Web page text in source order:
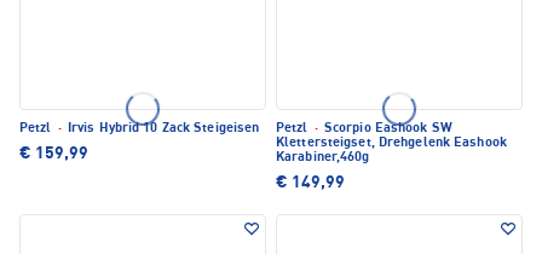
Petzl · Irvis Hybrid 10 Zack Steigeisen
€ 159,99
Petzl · Scorpio Eashook SW
Klettersteigset, Drehgelenk Eashook
Karabiner,460g
€ 149,99